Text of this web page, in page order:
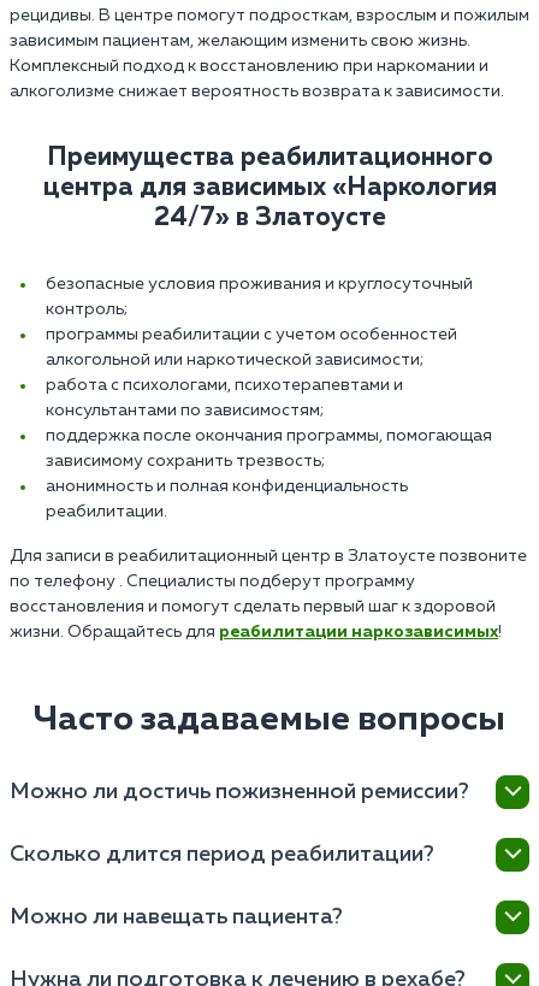
рецидивы. В центре помогут подросткам, взрослым и пожилым
зависимым пациентам, желающим изменить свою жизнь.
Комплексный подход к восстановлению при наркомании и
алкоголизме снижает вероятность возврата к зависимости.
Преимущества реабилитационного
центра для зависимых «Наркология
24/7» в Златоусте‎
безопасные условия проживания и круглосуточный
контроль;
программы реабилитации с учетом особенностей
алкогольной или наркотической зависимости;
работа с психологами, психотерапевтами и
консультантами по зависимостям;
поддержка после окончания программы, помогающая
зависимому сохранить трезвость;
анонимность и полная конфиденциальность
реабилитации.
Для записи в реабилитационный центр в Златоусте позвоните
по телефону . Специалисты подберут программу
восстановления и помогут сделать первый шаг к здоровой
жизни. Обращайтесь для реабилитации наркозависимых!
Часто задаваемые вопросы
Можно ли достичь пожизненной ремиссии?
множества факторов, включая индивидуальные
мотивацию к выздоровлению и соблюдение
Сколько длится период реабилитации?
нескольких недель до нескольких месяцев, в
психологического состояния пациента. Иногда
Можно ли навещать пациента?
Нужна ли подготовка к лечению в рехабе?